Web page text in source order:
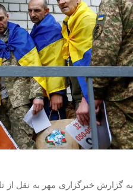
تک کده
پایگاه خبری آبان
خرید موتور ایمپلنت
به گزارش خبرگزاری مهر به نقل از